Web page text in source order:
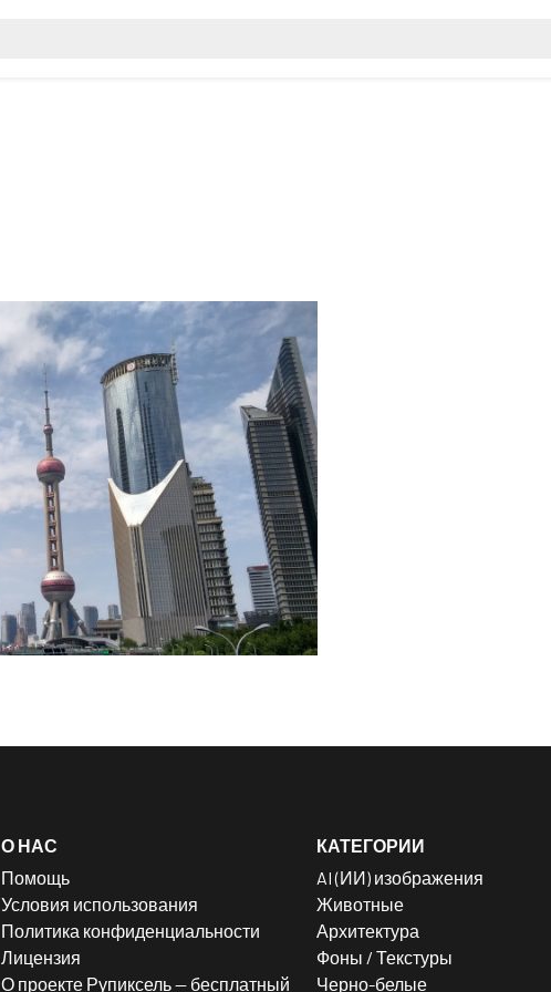
О НАС
Помощь
Условия использования
Политика конфиденциальности
Лицензия
О проекте Рупиксель — бесплатный
КАТЕГОРИИ
AI (ИИ) изображения
Животные
Архитектура
Фоны / Текстуры
Черно-белые